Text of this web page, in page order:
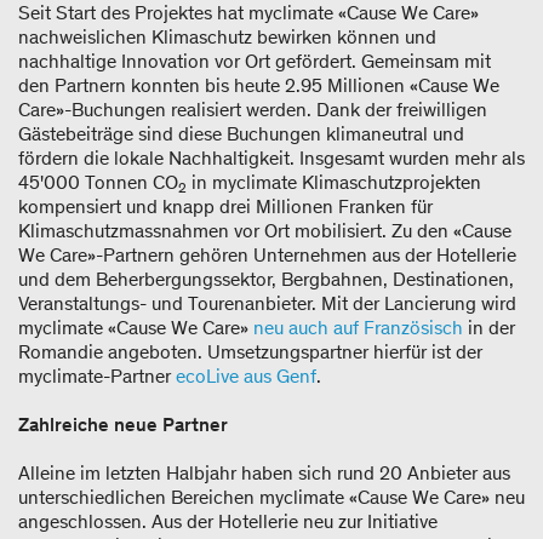
Seit Start des Projektes hat myclimate «Cause We Care»
nachweislichen Klimaschutz bewirken können und
nachhaltige Innovation vor Ort gefördert. Gemeinsam mit
den Partnern konnten bis heute 2.95 Millionen «Cause We
Care»-Buchungen realisiert werden. Dank der freiwilligen
Gästebeiträge sind diese Buchungen klimaneutral und
fördern die lokale Nachhaltigkeit. Insgesamt wurden mehr als
45'000 Tonnen CO2 in myclimate Klimaschutzprojekten
kompensiert und knapp drei Millionen Franken für
Klimaschutzmassnahmen vor Ort mobilisiert. Zu den «Cause
We Care»-Partnern gehören Unternehmen aus der Hotellerie
und dem Beherbergungssektor, Bergbahnen, Destinationen,
Veranstaltungs- und Tourenanbieter. Mit der Lancierung wird
myclimate «Cause We Care» neu auch auf Französisch in der
Romandie angeboten. Umsetzungspartner hierfür ist der
myclimate-PartnerecoLive aus Genf.
Zahlreiche neue Partner
Alleine im letzten Halbjahr haben sich rund 20 Anbieter aus
unterschiedlichen Bereichen myclimate «Cause We Care» neu
angeschlossen. Aus der Hotellerie neu zur Initiative